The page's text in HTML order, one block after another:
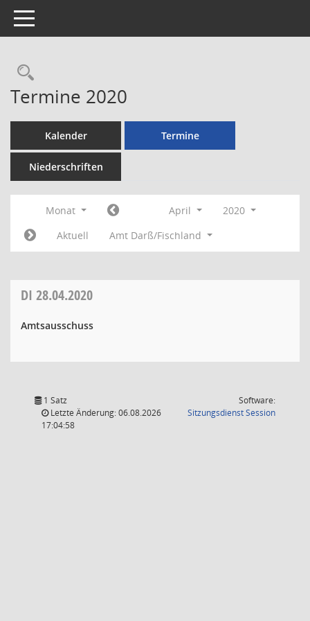
Toggle navigation
Rechercheauswahl
Termine 2020
Kalender Termine
Niederschriften
Monat April
2020
Aktuell
Amt Darß/Fischland
DI 28.04.2020
Amtsausschuss
1 Satz
Letzte Änderung: 06.08.2026
17:04:58
Software:
SitzungsdienstSession(Wird in